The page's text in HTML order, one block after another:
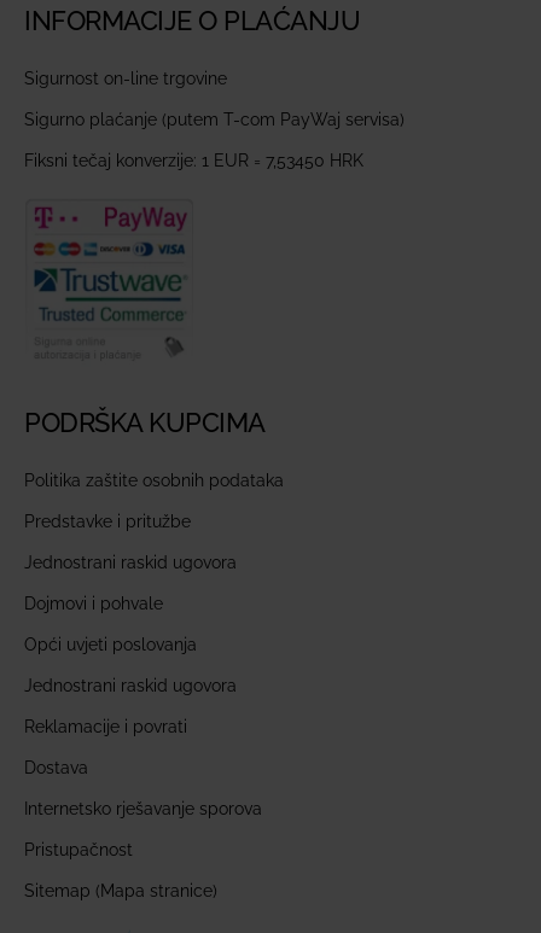
INFORMACIJE O PLAĆANJU
Sigurnost on-line trgovine
Sigurno plaćanje (putem T-com PayWaj servisa)
Fiksni tečaj konverzije: 1 EUR = 7,53450 HRK
PODRŠKA KUPCIMA
Politika zaštite osobnih podataka
Predstavke i pritužbe
Jednostrani raskid ugovora
Dojmovi i pohvale
Opći uvjeti poslovanja
Jednostrani raskid ugovora
Reklamacije i povrati
Dostava
Internetsko rješavanje sporova
Pristupačnost
Sitemap (Mapa stranice)